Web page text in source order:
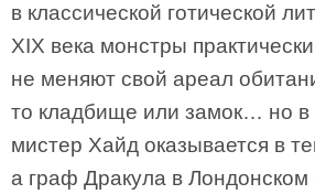
в классической готической
XIX века монстры
не меняют свой ареал
то кладбище или замок… но в
мистер Хайд оказывается в
а граф Дракула в Лондонском